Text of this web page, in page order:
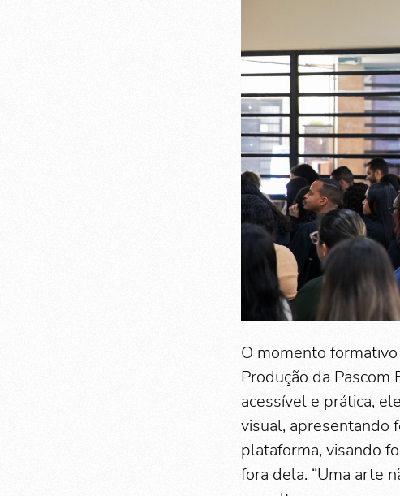
O momento
Produção da
acessível e prática,
visual, apresentando
plataforma, visando
fora dela. “Uma arte